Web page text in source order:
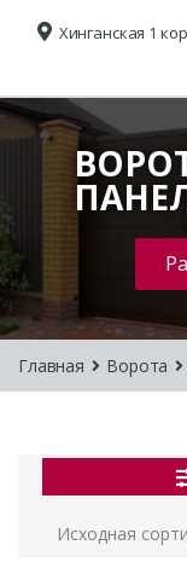
Хинганская 1
Главная Ворота